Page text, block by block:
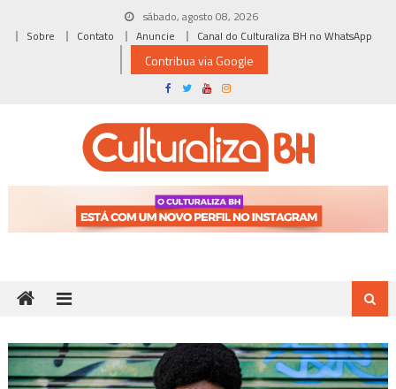
sábado, agosto 08, 2026
Sobre
Contato Anuncie Canal do Culturaliza BH no WhatsApp
Contribua via Google